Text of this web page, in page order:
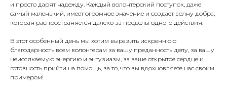
и просто дарят надежду. Каждый волонтерский поступок, даже
самый маленький, имеет огромное значение и создает волну добра,
которая распространяется далеко за пределы одного действия.
В этот особенный день мы хотим выразить искреннюю
благодарность всем волонтерам за вашу преданность делу, за вашу
неиссякаемую энергию и энтузиазм, за ваше открытое сердце и
готовность прийти на помощь, за то, что вы вдохновляете нас своим
примером!